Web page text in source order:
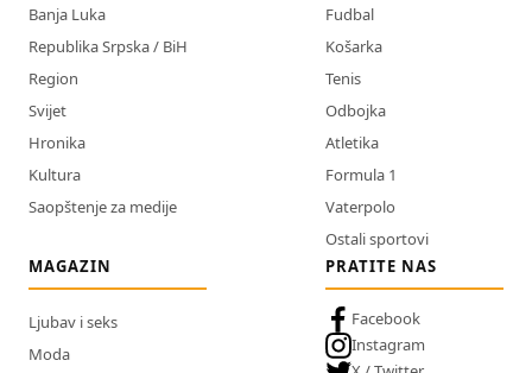
Banja Luka
Republika Srpska / BiH
Region
Svijet
Hronika
Kultura
Saopštenje za medije
Fudbal
Košarka
Tenis
Odbojka
Atletika
Formula 1
Vaterpolo
Ostali sportovi
MAGAZIN
Ljubav i seks
Moda
PRATITE NAS
Facebook
Instagram